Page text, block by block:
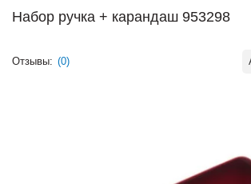
Набор ручка + карандаш 953298
Отзывы: (0)